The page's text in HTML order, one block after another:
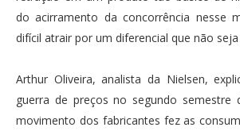
do acirramento da concorrência nesse
difícil atrair por um diferencial que não
Arthur Oliveira, analista da Nielsen,
guerra de preços no segundo semestre
movimento dos fabricantes fez as